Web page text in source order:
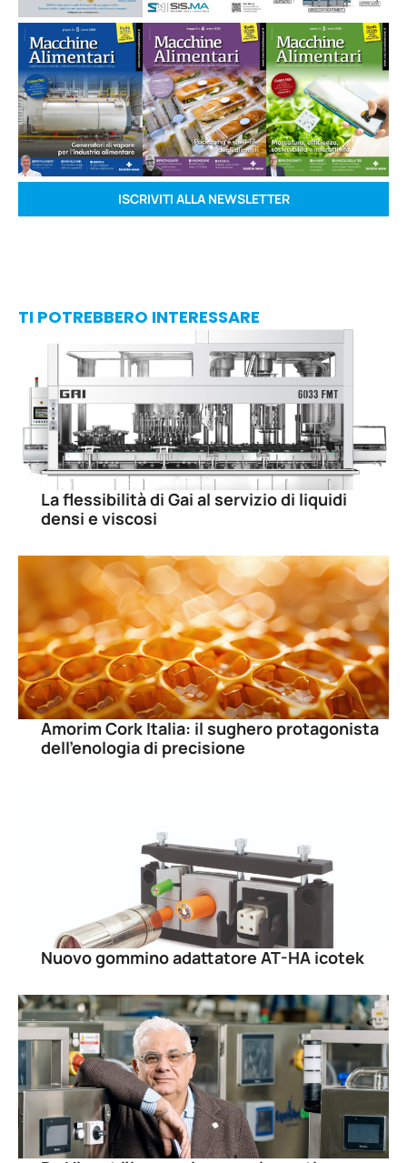
ISCRIVITI ALLA NEWSLETTER
TI POTREBBERO INTERESSARE
La flessibilità di Gai al servizio di liquidi
densi e viscosi
Amorim Cork Italia: il sughero protagonista
dell’enologia di precisione
Nuovo gommino adattatore AT-HA icotek